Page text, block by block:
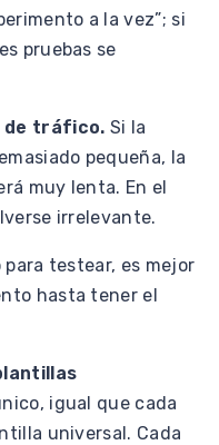
a la vez”; si
pruebas se
de tráfico. Si la
pequeña, la
muy lenta. En el
irrelevante.
testear, es mejor
hasta tener el
igual que cada
universal. Cada